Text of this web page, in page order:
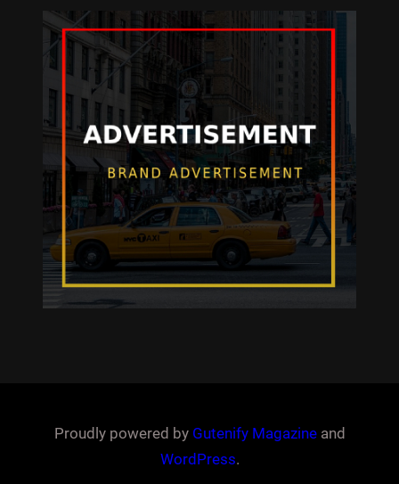
Proudly powered by Gutenify Magazine and
WordPress.